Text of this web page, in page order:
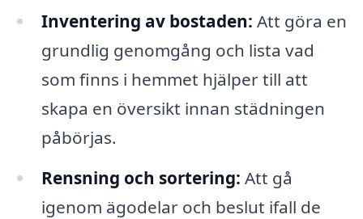
Inventering av bostaden: Att göra en
grundlig genomgång och lista vad
som finns i hemmet hjälper till att
skapa en översikt innan städningen
påbörjas.
Rensning och sortering: Att gå
igenom ägodelar och beslut ifall de